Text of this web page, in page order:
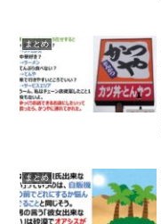
まとめ
まとめ